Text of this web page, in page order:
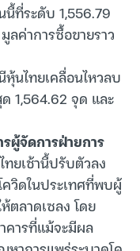
ที่ระดับ 1,556.79
ลค่าการซื้อขายราว
นไทยเคลื่อนไหวลบ
1,564.62 จุด และ
ผู้จัดการฝ่ายการ
ทยเช้านี้ปรับตัวลง
ควิดในประเทศที่พบผู้
ตลาดเซลง โดย
คารที่แม้จะมีผล